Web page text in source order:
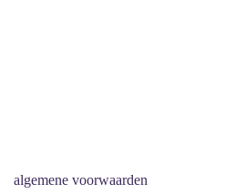
algemene voorwaarden